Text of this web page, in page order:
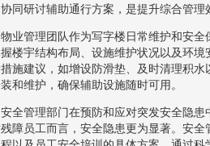
同研讨辅助通行方案，是提升综合管理
业管理团队作为写字楼日常维护和安
楼宇结构布局、设施维护状况以及环
施建议，如增设防滑垫、及时清理积
和维护，确保辅助设施随时可用。
全管理部门在预防和应对突发安全隐
障员工而言，安全隐患更为显著。安